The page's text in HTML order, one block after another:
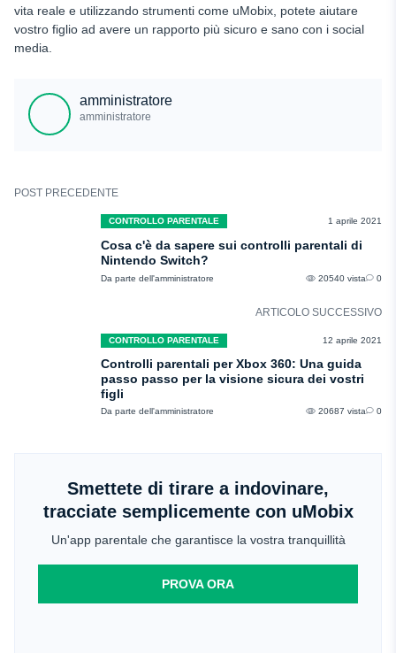
vita reale e utilizzando strumenti come uMobix, potete aiutare
vostro figlio ad avere un rapporto più sicuro e sano con i social
media.
amministratore
amministratore
POST PRECEDENTE
CONTROLLO PARENTALE 1 aprile 2021
Cosa c'è da sapere sui controlli parentali di
Nintendo Switch?
Da parte dell'amministratore 20540 vista 0
ARTICOLO SUCCESSIVO
CONTROLLO PARENTALE 12 aprile 2021
Controlli parentali per Xbox 360: Una guida
passo passo per la visione sicura dei vostri
figli
Da parte dell'amministratore 20687 vista 0
Smettete di tirare a indovinare,
tracciate semplicemente con uMobix
Un'app parentale che garantisce la vostra tranquillità
PROVA ORA